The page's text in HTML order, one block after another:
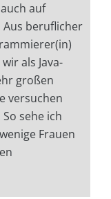
auf
Aus beruflicher
als Java-
großen
versuchen
sehe ich
Frauen